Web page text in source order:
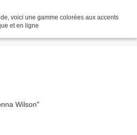
voici une gamme colorées aux accents
et en ligne